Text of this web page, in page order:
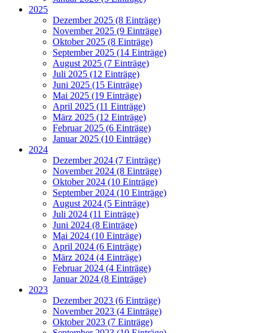
2025
Dezember 2025 (8 Einträge)
November 2025 (9 Einträge)
Oktober 2025 (8 Einträge)
September 2025 (14 Einträge)
August 2025 (7 Einträge)
Juli 2025 (12 Einträge)
Juni 2025 (15 Einträge)
Mai 2025 (19 Einträge)
April 2025 (11 Einträge)
März 2025 (12 Einträge)
Februar 2025 (6 Einträge)
Januar 2025 (10 Einträge)
2024
Dezember 2024 (7 Einträge)
November 2024 (8 Einträge)
Oktober 2024 (10 Einträge)
September 2024 (10 Einträge)
August 2024 (5 Einträge)
Juli 2024 (11 Einträge)
Juni 2024 (8 Einträge)
Mai 2024 (10 Einträge)
April 2024 (6 Einträge)
März 2024 (4 Einträge)
Februar 2024 (4 Einträge)
Januar 2024 (8 Einträge)
2023
Dezember 2023 (6 Einträge)
November 2023 (4 Einträge)
Oktober 2023 (7 Einträge)